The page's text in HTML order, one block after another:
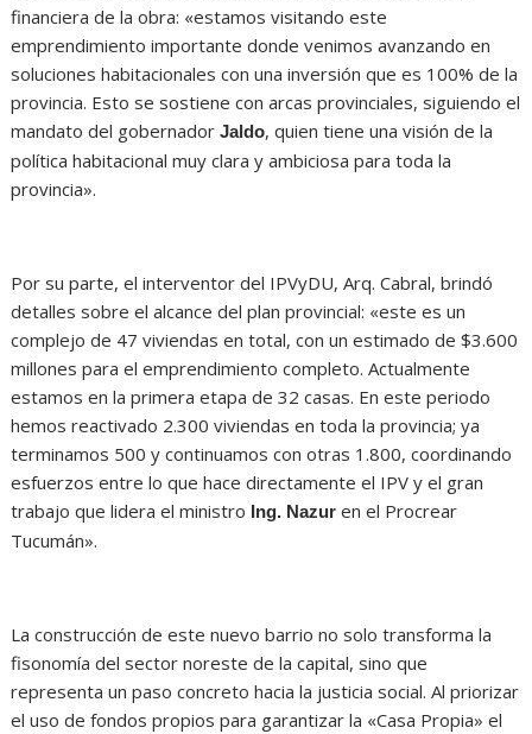
financiera de la obra: «estamos visitando este
emprendimiento importante donde venimos avanzando en
soluciones habitacionales con una inversión que es 100% de la
provincia. Esto se sostiene con arcas provinciales, siguiendo el
mandato del gobernadorJaldo, quien tiene una visión de la
política habitacional muy clara y ambiciosa para toda la
provincia».
Por su parte, el interventor del IPVyDU, Arq. Cabral, brindó
detalles sobre el alcance del plan provincial: «este es un
complejo de 47 viviendas en total, con un estimado de $3.600
millones para el emprendimiento completo. Actualmente
estamos en la primera etapa de 32 casas. En este periodo
hemos reactivado 2.300 viviendas en toda la provincia; ya
terminamos 500 y continuamos con otras 1.800, coordinando
esfuerzos entre lo que hace directamente el IPV y el gran
trabajo que lidera el ministro Ing. Nazur en el Procrear
Tucumán».
La construcción de este nuevo barrio no solo transforma la
fisonomía del sector noreste de la capital, sino que
representa un paso concreto hacia la justicia social. Al priorizar
el uso de fondos propios para garantizar la «Casa Propia» el